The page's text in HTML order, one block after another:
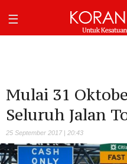
Mulai 31
Seluruh Jalan
25 September 2017 | 20:43